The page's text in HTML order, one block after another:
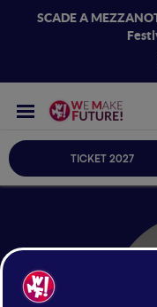
SCADE A
TICKET 2027